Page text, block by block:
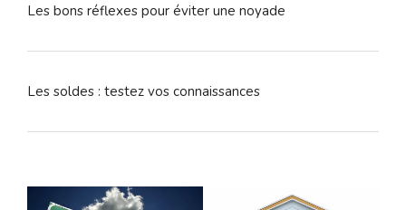
Les bons réflexes pour éviter une noyade
Les soldes : testez vos connaissances